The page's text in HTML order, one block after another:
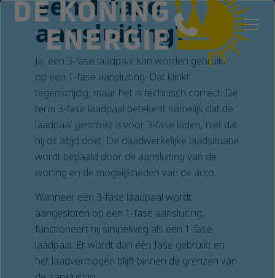
aansluiting?
Ja, een 3-fase laadpaal kan worden gebruikt
op een 1-fase aansluiting. Dat klinkt
tegenstrijdig, maar het is technisch correct. De
term 3-fase laadpaal betekent namelijk dat de
laadpaal geschikt isvoor 3-fase laden, niet dat
hij dit altijd doet. De daadwerkelijke laadsituatie
wordt bepaald door de aansluiting van de
woning en de mogelijkheden van de auto.
Wanneer een 3-fase laadpaal wordt
aangesloten op een 1-fase aansluiting,
functioneert hij simpelweg als een 1-fase
laadpaal. Er wordt dan één fase gebruikt en
het laadvermogen blijft binnen de grenzen van